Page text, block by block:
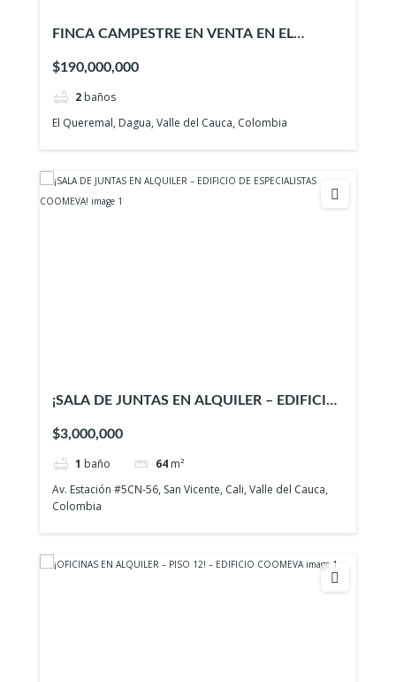
FINCA CAMPESTRE EN VENTA EN EL
$190,000,000
2 baños
El Queremal, Dagua, Valle del Cauca, Colombia
¡SALA DE JUNTAS EN ALQUILER – EDIFICIO
$3,000,000
1 baño 64 m²
Av. Estación #5CN-56, San Vicente, Cali, Valle del Cauca,
Colombia